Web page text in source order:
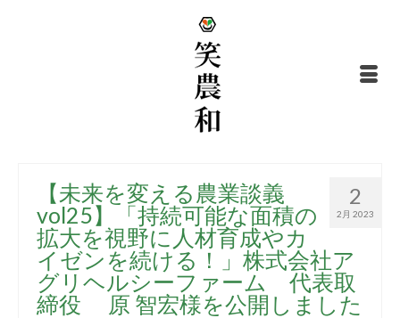
2
2月 2023
【未来を変える農業談義
vol25】「持続可能な面積の
拡大を視野に人材育成やカ
イゼンを続ける！」株式会社ア
グリヘルシーファーム 代表取
締役 原 智宏様を公開しました